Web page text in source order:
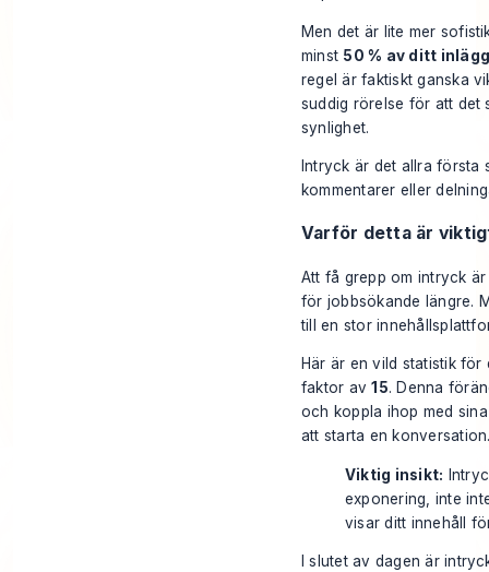
Men det är lite mer
minst 50 % av ditt
regel är faktiskt ganska
suddig rörelse för att det
synlighet.
Intryck är det allra första
kommentarer eller
Varför detta är
Att få grepp om intryck
för jobbsökande längre.
till en stor
Här är en vild statistik
faktor av15. Denna
och koppla ihop med
att starta en
Viktig insikt:
exponering, inte
visar ditt innehåll
I slutet av dagen är